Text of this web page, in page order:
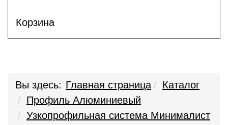
Корзина
Вы здесь: Главная страница
Каталог
Профиль Алюминиевый
Узкопрофильная система Минималист